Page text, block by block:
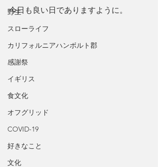
野生
スローライフ
カリフォルニアハンボルト郡
感謝祭
イギリス
食文化
オフグリッド
COVID-19
好きなこと
文化
今日も良い日でありますように。